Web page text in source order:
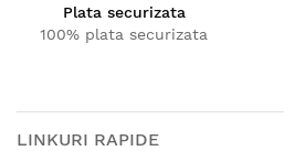
Plata securizata
100% plata securizata
LINKURI RAPIDE